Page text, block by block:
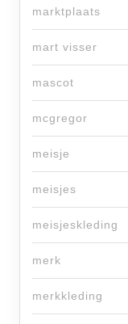
marktplaats
mart visser
mascot
mcgregor
meisje
meisjes
meisjeskleding
merk
merkkleding